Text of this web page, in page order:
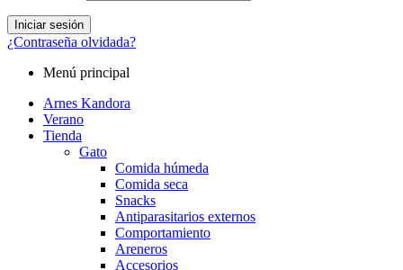
Iniciar sesión
¿Contraseña olvidada?
Menú principal
Arnes Kandora
Verano
Tienda
Gato
Comida húmeda
Comida seca
Snacks
Antiparasitarios externos
Comportamiento
Areneros
Accesorios